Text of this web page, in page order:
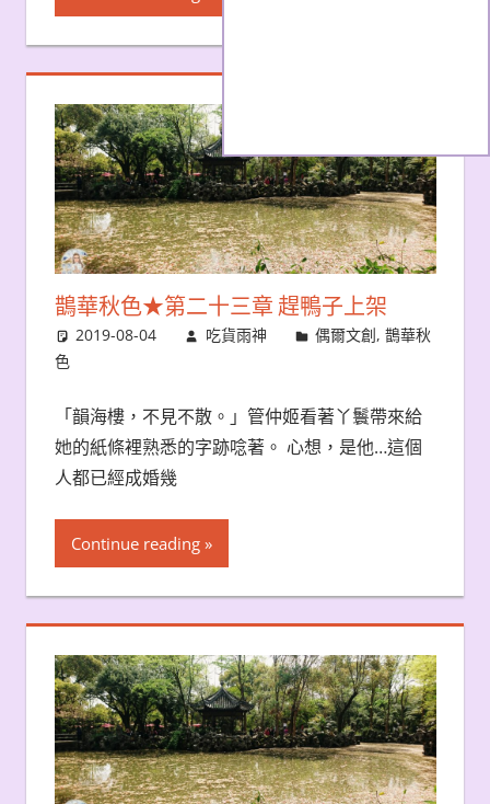
鵲華秋色★第二十三章 趕鴨子上架
2019-08-04 吃貨雨神 偶爾文創,鵲華秋
色
「韻海樓，不見不散。」管仲姬看著丫鬟帶來給
她的紙條裡熟悉的字跡唸著。 心想，是他…這個
人都已經成婚幾
Continue reading